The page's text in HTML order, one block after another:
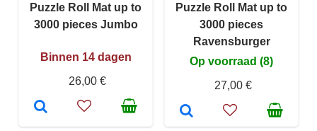
Puzzle Roll Mat up to
3000 pieces Jumbo
Binnen 14 dagen
26,00 €
Puzzle Roll Mat up to
3000 pieces
Ravensburger
Op voorraad (8)
27,00 €